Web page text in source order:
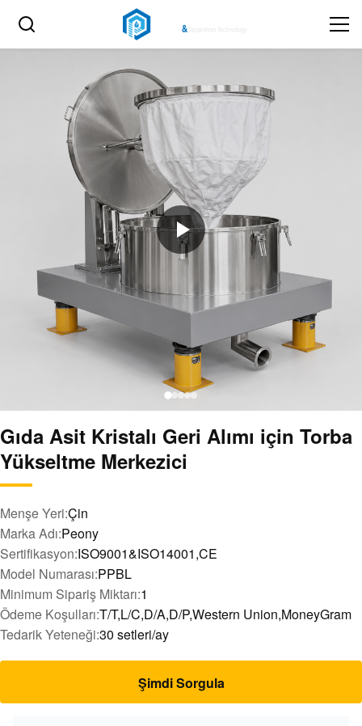
Gıda Asit Kristalı Geri Alımı için Torba
Yükseltme Merkezici
Menşe Yeri:Çin
Marka Adı:Peony
Sertifikasyon:ISO9001&ISO14001,CE
Model Numarası:PPBL
Minimum Sipariş Miktarı:1
Ödeme Koşulları:T/T,L/C,D/A,D/P,Western Union,MoneyGram
Tedarik Yeteneği:30 setleri/ay
Şimdi Sorgula